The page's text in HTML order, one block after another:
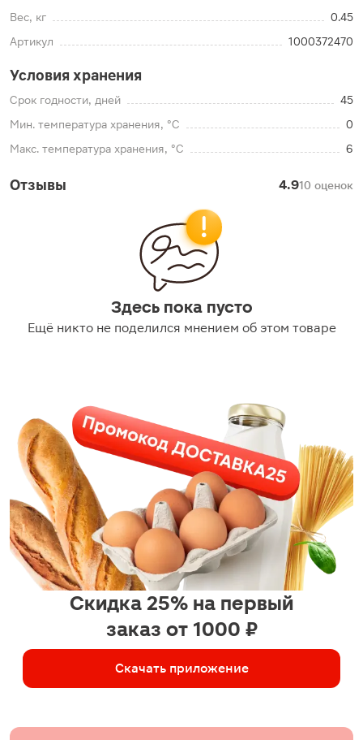
Вес, кг
0.45
Артикул
1000372470
Условия хранения
Срок годности, дней
45
Мин. температура хранения, °C
0
Макс. температура хранения, °C
6
Отзывы 4.910 оценок
Здесь пока пусто
Ещё никто не поделился мнением об этом товаре
Скидка 25% на первый
заказ от 1000 ₽
Скачать приложение